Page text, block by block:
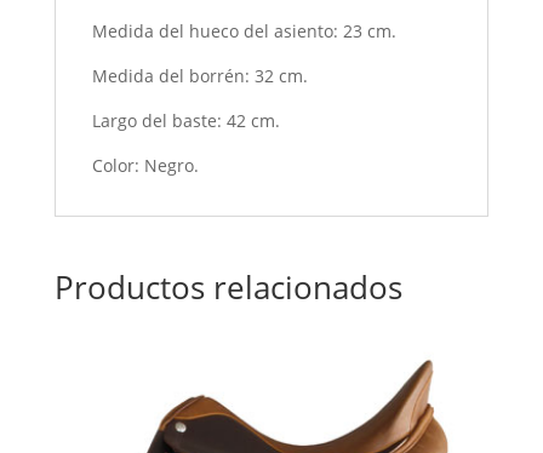
Medida del hueco del asiento: 23 cm.
Medida del borrén: 32 cm.
Largo del baste: 42 cm.
Color: Negro.
Productos relacionados